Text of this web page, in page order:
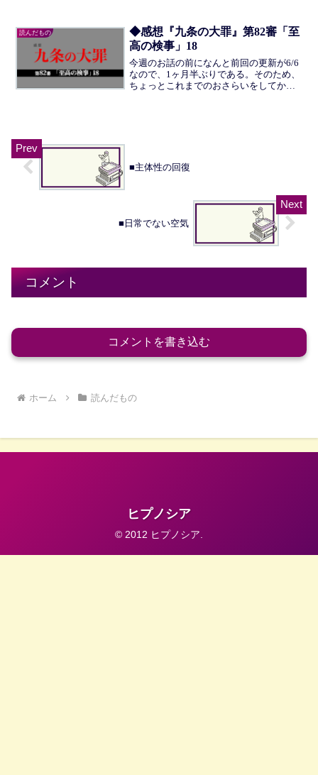
ん、その会社はすねに傷のあるところば
かりだ。九条はどちらも...
読んだもの
◆感想『九条の大罪』第82審「至
高の検事」18
今週のお話の前になんと前回の更新が6/6
なので、1ヶ月半ぶりである。そのため、
ちょっとこれまでのおさらいをしてから
■主体性の回復
■日常でない空気
コメント
コメントを書き込む
ホーム 読んだもの
ヒプノシア
© 2012 ヒプノシア.